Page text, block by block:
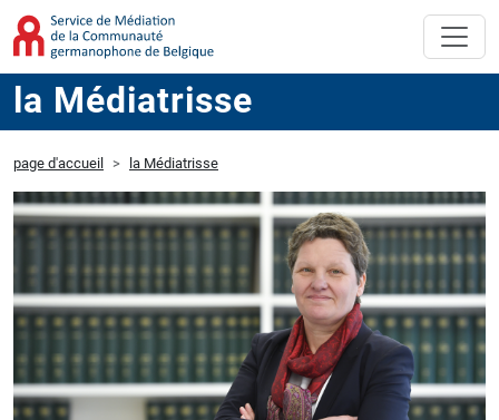
la Médiatrisse
page d'accueil la Médiatrisse